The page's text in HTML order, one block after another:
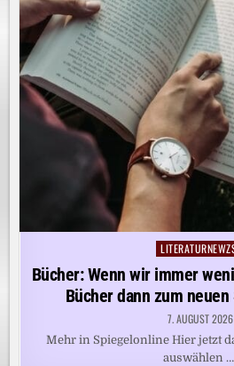
Posted
in
Bücher: Wenn wir immer
Bücher dann zum
7. AUGUST 2026
Mehr in Spiegelonline Hier jetzt
auswählen …